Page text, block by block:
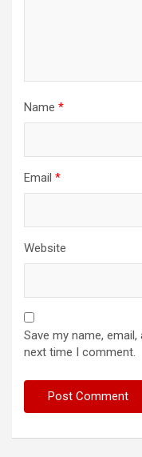
Name *
Email *
Website
Save my name,
next time I comment.